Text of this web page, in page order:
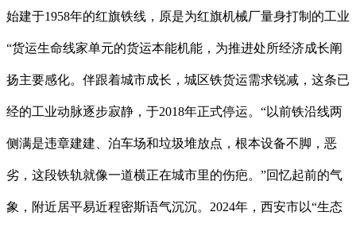
始建于1958年的红旗铁线，原是为红旗机械厂量身打制的工业
“货运生命线家单元的货运本能机能，为推进处所经济成长阐
扬主要感化。伴跟着城市成长，城区铁货运需求锐减，这条已
经的工业动脉逐步寂静，于2018年正式停运。“以前铁沿线两
侧满是违章建建、泊车场和垃圾堆放点，根本设备不脚，恶
劣，这段铁轨就像一道横正在城市里的伤疤。”回忆起前的气
象，附近居平易近程密斯语气沉沉。2024年，西安市以“生态